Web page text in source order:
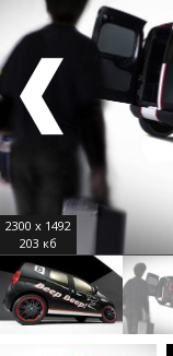
2300 x 1492
203 кб